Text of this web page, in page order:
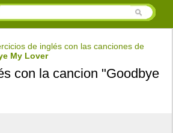
de inglés con las canciones de
My Lover
con la cancion "Goodbye